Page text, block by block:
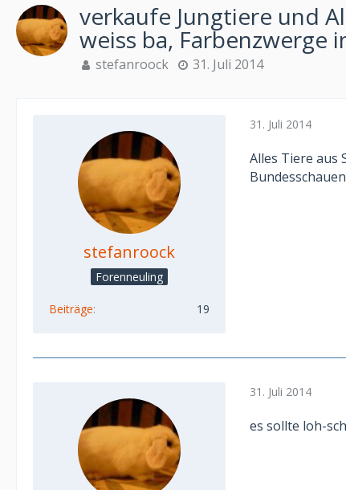
verkaufe Jungtiere und
weiss ba, Farbenzwerge
stefanroock 31. Juli 2014
stefanroock
Forenneuling
Beiträge 19
31. Juli 2014
Alles Tiere aus
31. Juli 2014
es sollte loh-